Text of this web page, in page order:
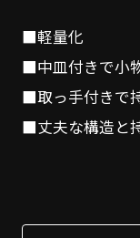
■軽量化
■中皿付きで小
■取っ手付きで
■丈夫な構造と